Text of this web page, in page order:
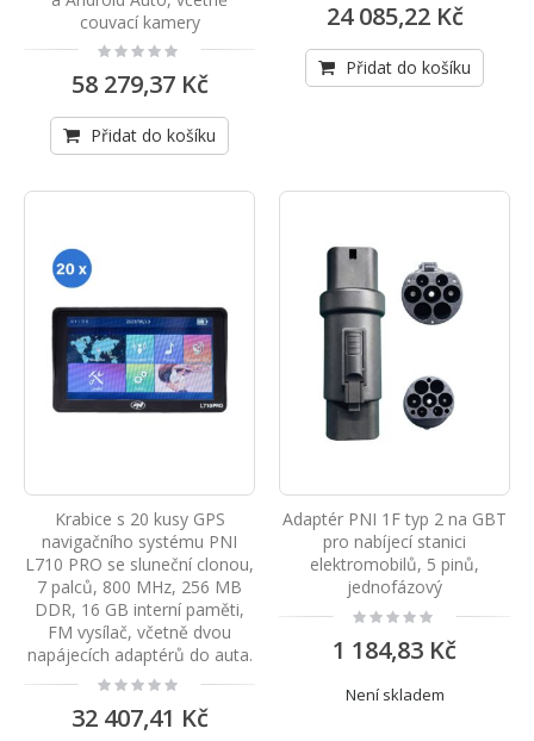
couvací kamery
Rating:
58 279,37 Kč
Přidat do košíku
24 085,22 Kč
Přidat do košíku
Krabice s 20 kusy GPS
navigačního systému PNI
L710 PRO se sluneční clonou,
7 palců, 800 MHz, 256 MB
DDR, 16 GB interní paměti,
FM vysílač, včetně dvou
napájecích adaptérů do auta.
Rating:
0%
32 407,41 Kč
Adaptér PNI 1F typ 2 na GBT
pro nabíjecí stanici
elektromobilů, 5 pinů,
jednofázový
Rating:
0%
1 184,83 Kč
Není skladem